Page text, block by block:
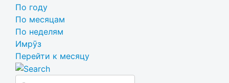
По году
По месяцам
По неделям
Имрӯз
Перейти к месяцу